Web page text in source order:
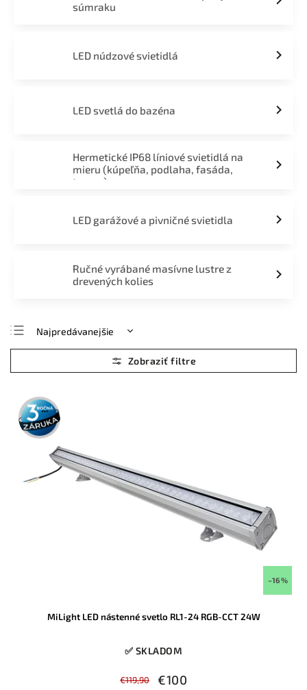
súmraku
LED núdzové svietidlá
LED svetlá do bazéna
Hermetické IP68 líniové svietidlá na
mieru (kúpeľňa, podlaha, fasáda,
terasa)
LED garážové a pivničné svietidla
Ručné vyrábané masívne lustre z
drevených kolies
Najpredávanejšie
Najlacnejšie
Najdrahšie
Abecedne
3 roky
záruka
–16 %
MiLight LED nástenné svetlo RL1-24 RGB-CCT 24W
✅ SKLADOM
€119,90 €100